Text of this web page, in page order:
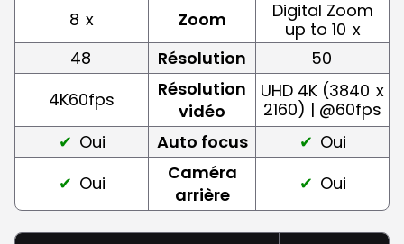
8 x Zoom
Digital Zoom
up to 10 x
48
Résolution
50
4K60fps
Résolution
vidéo
UHD 4K (3840 x
2160) | @60fps
Oui
Auto focus
Oui
Oui
Caméra
arrière
Oui